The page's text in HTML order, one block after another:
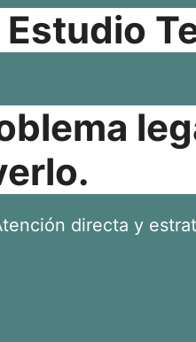
directa y